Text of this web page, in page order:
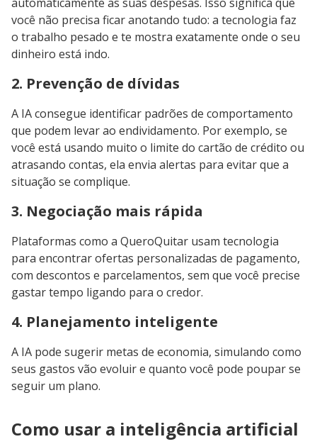
você não precisa ficar anotando tudo: a tecnologia faz
o trabalho pesado e te mostra exatamente onde o seu
dinheiro está indo.
2. Prevenção de dívidas
A IA consegue identificar padrões de comportamento
que podem levar ao endividamento. Por exemplo, se
você está usando muito o limite do cartão de crédito ou
atrasando contas, ela envia alertas para evitar que a
situação se complique.
3. Negociação mais rápida
Plataformas como a QueroQuitar usam tecnologia
para encontrar ofertas personalizadas de pagamento,
com descontos e parcelamentos, sem que você precise
gastar tempo ligando para o credor.
4. Planejamento inteligente
A IA pode sugerir metas de economia, simulando como
seus gastos vão evoluir e quanto você pode poupar se
seguir um plano.
Como usar a inteligência artificial